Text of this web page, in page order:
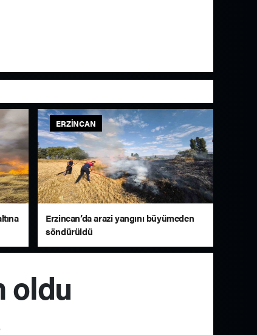
ERZINCAN
Erzincan’da arazi yangını büyümeden
söndürüldü
oldu